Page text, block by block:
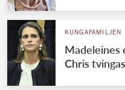
KUNGAFAMILJEN
Madeleines
Chris